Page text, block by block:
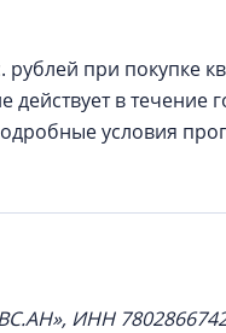
рублей при покупке
в течение
условия
ИНН